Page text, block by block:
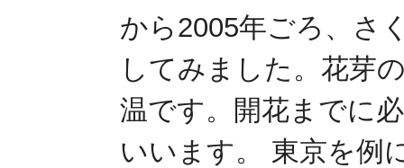
から2005年ごろ、さ
してみました。花芽
温です。開花までに
いいます。 東京を例